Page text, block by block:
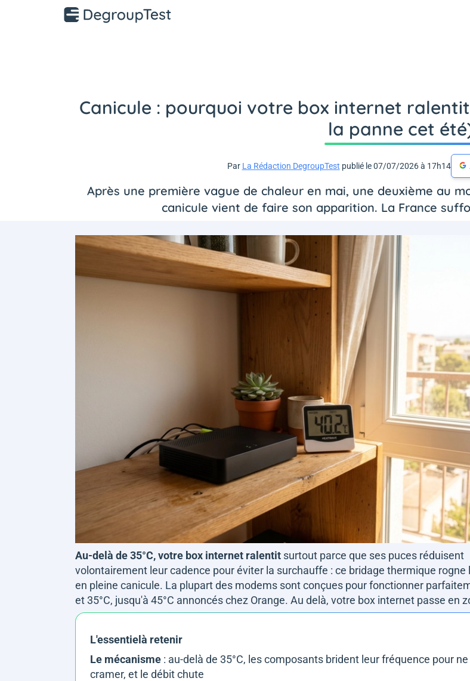
Canicule : pourquoi votre box internet
la panne cet
Par La Rédaction DegroupTest publié le 07/07/2026 à 17h14
Après une première vague de chaleur en mai, une deuxième au
canicule vient de faire son apparition. La France
Au-delà de 35°C, votre box internet ralentit surtout parce que ses puces réduisent
volontairement leur cadence pour éviter la surchauffe : ce bridage thermique rogne
en pleine canicule. La plupart des modems sont conçues pour fonctionner
et 35°C, jusqu'à 45°C annoncés chez Orange. Au delà, votre box internet passe en
L'essentielà retenir
Le mécanisme : au-delà de 35°C, les composants brident leur fréquence pour
cramer, et le débit chute